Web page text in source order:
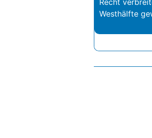
Recht
Westhälfte